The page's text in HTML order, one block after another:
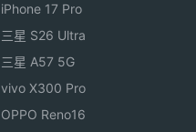
iPhone 17 Pro
三星 S26 Ultra
三星 A57 5G
vivo X300 Pro
OPPO Reno16